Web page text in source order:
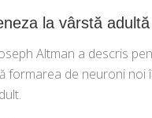
la vârstă adultă
Altman a descris
formarea de neuroni noi